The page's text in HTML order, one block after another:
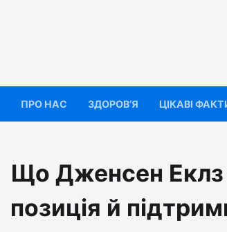
ПРО НАС ЗДОРОВ’Я ЦІКАВІ
Що Дженсен Еклз
позиція й